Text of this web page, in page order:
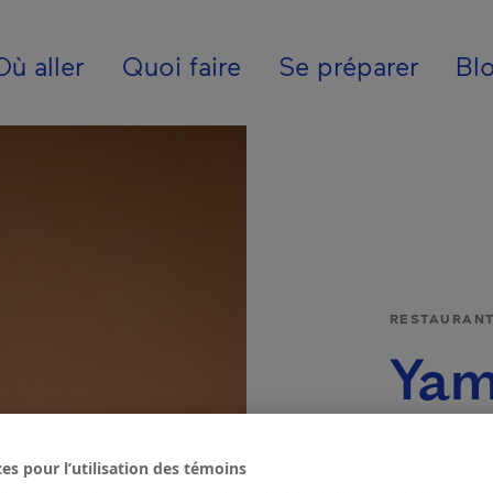
- Fr -
aller Quoi faire Se préparer
RESTAURANT
pour l’utilisation des témoins